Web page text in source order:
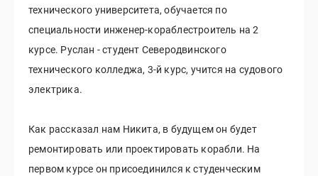
технического университета, обучается по
специальности инженер-кораблестроитель на 2
курсе. Руслан - студент Северодвинского
технического колледжа, 3-й курс, учится на судового
электрика.
Как рассказал нам Никита, в будущем он будет
ремонтировать или проектировать корабли. На
первом курсе он присоединился к студенческим